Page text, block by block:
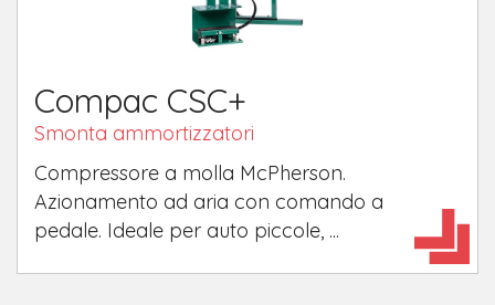
Compac CSC+
Smonta ammortizzatori
Compressore a molla McPherson.
Azionamento ad aria con comando a
pedale. Ideale per auto piccole, ...